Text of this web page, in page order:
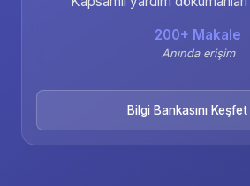
200+ Makale
Anında erişim
Bilgi Bankasını Keşfet